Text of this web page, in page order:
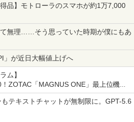
の民俗学【全8巻】セット [ 小松 和
]
品】モトローラのスマホが約1万7,000
無理……そう思っていた時期が僕にもあ
」が近日大幅値上げへ
ム】
ZOTAC「MAGNUS ONE」最上位機の
テキストチャットが無制限に。GPT-5.6